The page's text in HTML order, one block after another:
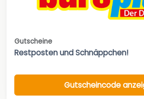
Gutscheine
Restposten und Schnäppchen!
Gutscheincode